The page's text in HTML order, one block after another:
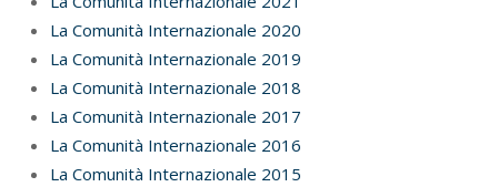
La Comunità Internazionale 2020
La Comunità Internazionale 2019
La Comunità Internazionale 2018
La Comunità Internazionale 2017
La Comunità Internazionale 2016
La Comunità Internazionale 2015